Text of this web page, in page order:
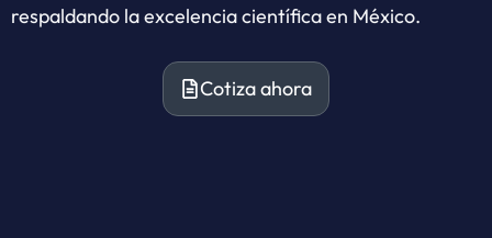
respaldando la excelencia científica en México.
Cotiza ahora